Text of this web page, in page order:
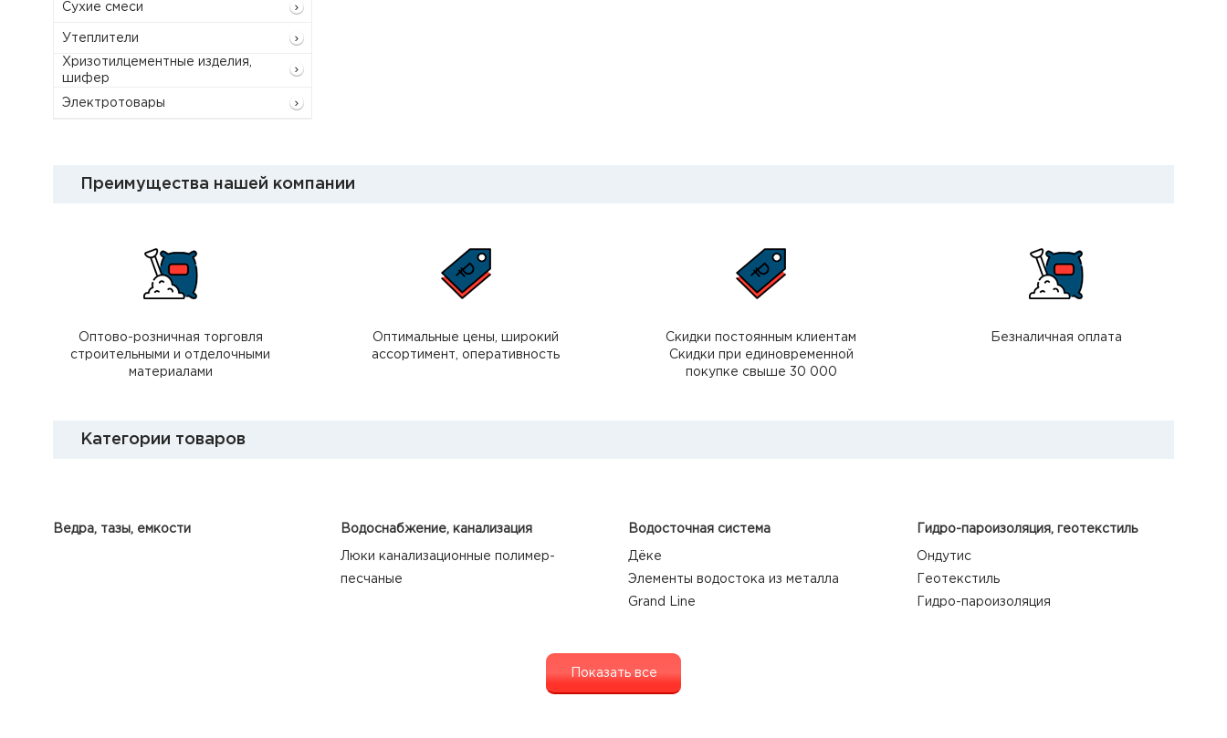
Сухие смеси
Утеплители
Хризотилцементные изделия,
шифер
Электротовары
Преимущества нашей компании
Оптово-розничная торговля
строительными и отделочными
материалами
Оптимальные цены, широкий
ассортимент, оперативность
Скидки постоянным клиентам
Скидки при единовременной
покупке свыше 30 000
Безналичная оплата
Категории товаров
Ведра, тазы, емкости Водоснабжение, канализация
Люки канализационные полимер-
песчаные
Водосточная система
Дёке
Элементы водостока из металла
Grand Line
Гидро-пароизоляция, геотекстиль
Ондутис
Геотекстиль
Гидро-пароизоляция
Показать все